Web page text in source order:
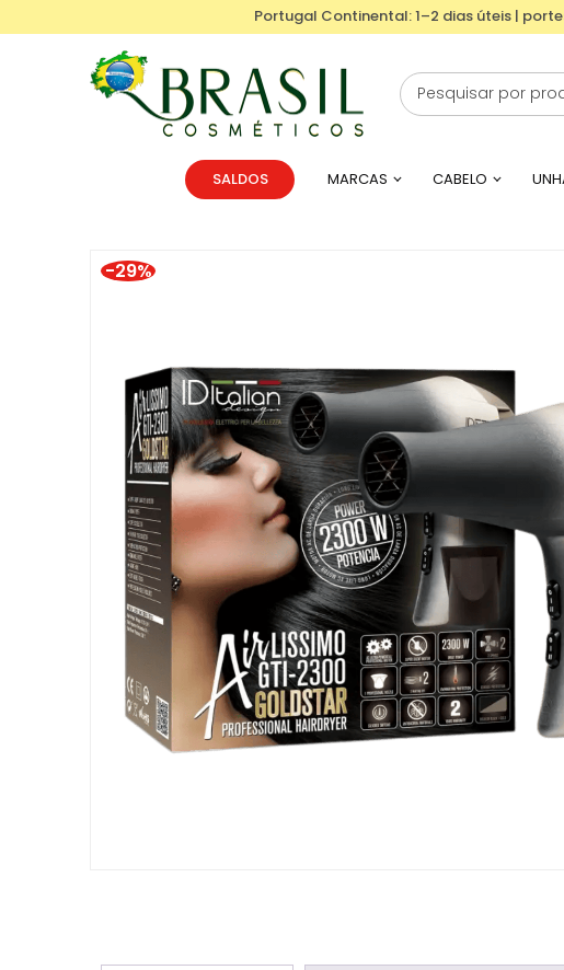
Portugal Continental: 1–2 dias úteis |
SALDOS MARCAS CABELO
-29%